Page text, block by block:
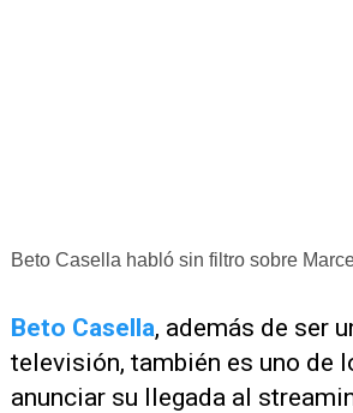
Beto Casella habló sin filtro sobre
Beto Casella, además de ser
televisión, también es uno de
anunciar su llegada al